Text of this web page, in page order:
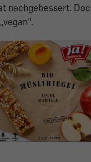
nachgebessert.